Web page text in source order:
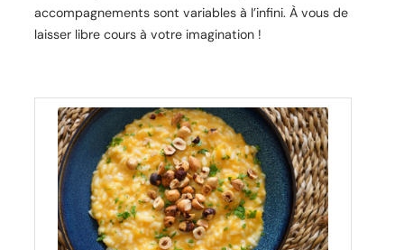
accompagnements sont variables à l’infini. À vous de
laisser libre cours à votre imagination !